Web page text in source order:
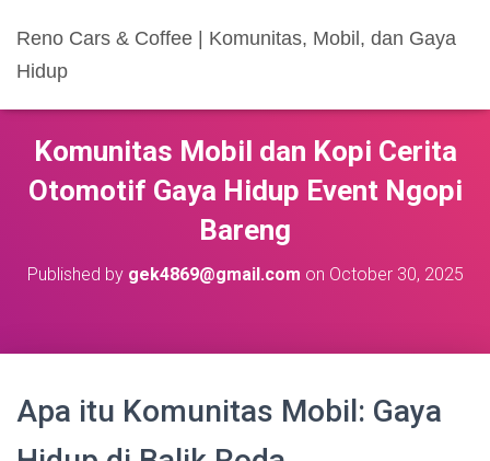
Reno Cars & Coffee | Komunitas, Mobil, dan Gaya
Hidup
Komunitas Mobil dan Kopi Cerita
Otomotif Gaya Hidup Event Ngopi
Bareng
Published by gek4869@gmail.com on October 30, 2025
Apa itu Komunitas Mobil: Gaya